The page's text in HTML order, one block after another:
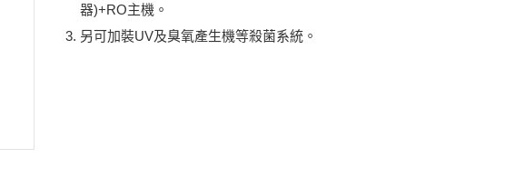
器)+RO主機。
另可加裝UV及臭氧產生機等殺菌系統。